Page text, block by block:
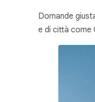
Domande
e di città come